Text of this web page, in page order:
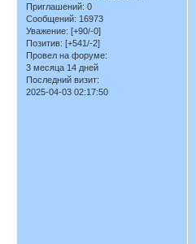
Приглашений: 0
Сообщений: 16973
Уважение: [+90/-0]
Позитив: [+541/-2]
Провел на форуме:
3 месяца 14 дней
Последний визит:
2025-04-03 02:17:50